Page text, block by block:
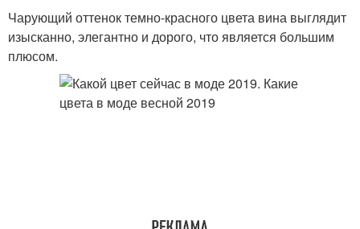
Чарующий оттенок темно-красного цвета вина выглядит
изысканно, элегантно и дорого, что является большим
плюсом.